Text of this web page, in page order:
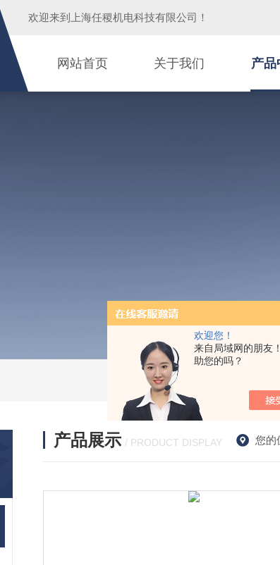
欢迎您！
来自局域网的朋友
助您的吗？
欢迎来到 上海任稷机电科技有限公司 ！
网站首页 关于我们 产品
产品展示 / PRODUCT DISPLAY 您的